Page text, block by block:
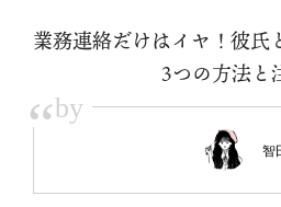
業務連絡だけはイヤ！彼氏
3つの方法と
“by
智